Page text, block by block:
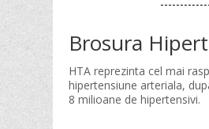
Brosura
HTA reprezinta cel mai
hipertensiune arteriala,
8 milioane de hipertensivi.